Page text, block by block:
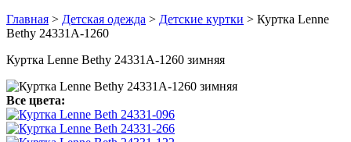
Главная > Детская одежда > Детские куртки > Куртка Lenne
Bethy 24331A-1260
Куртка Lenne Bethy 24331A-1260 зимняя
Все цвета: